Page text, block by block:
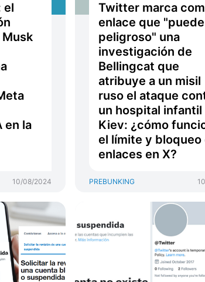
el
en la
10/08/2024
Twitter marca
enlace que
peligroso" una
investigación de
Bellingcat que
atribuye a un misil
ruso el ataque
un hospital infantil
Kiev: ¿cómo
el límite y bloqueo
enlaces en X?
PREBUNKING